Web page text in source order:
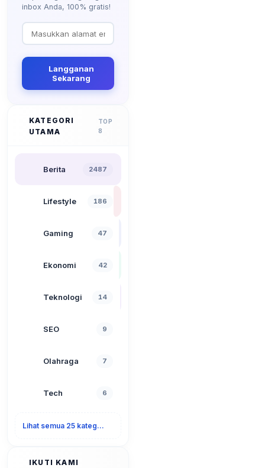
inbox Anda, 100% gratis!
Langganan
Sekarang
KATEGORI
UTAMA
TOP
8
Berita 2487
Lifestyle 186
Gaming 47
Ekonomi 42
Teknologi 14
SEO 9
Olahraga 7
Tech 6
Lihat semua 25 kategori
IKUTI KAMI